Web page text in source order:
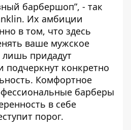
барбершоп”, - так
Их амбиции
в том, что здесь
ваше мужское
лишь придадут
конкретно
Комфортное
барберы
в себе
порог.